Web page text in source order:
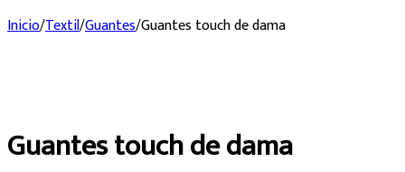
Inicio/Textil/Guantes/Guantes touch de dama
Guantes touch de dama